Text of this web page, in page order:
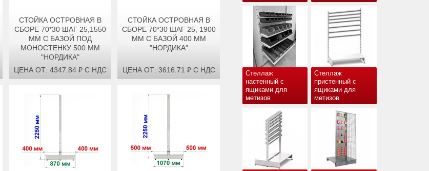
Стеллаж
настенный с
ящиками для
метизов
Стеллаж
пристенный с
ящиками для
метизов
СТОЙКА ОСТРОВНАЯ В
СБОРЕ 70*30 ШАГ 25,1550
ММ С БАЗОЙ ПОД
МОНОСТЕНКУ 500 ММ
"НОРДИКА"
ЦЕНА ОТ: 4347.84 ₽ С НДС
СТОЙКА ОСТРОВНАЯ В
СБОРЕ 70*30 ШАГ 25, 1900
ММ С БАЗОЙ 400 ММ
"НОРДИКА"
ЦЕНА ОТ: 3616.71 ₽ С НДС